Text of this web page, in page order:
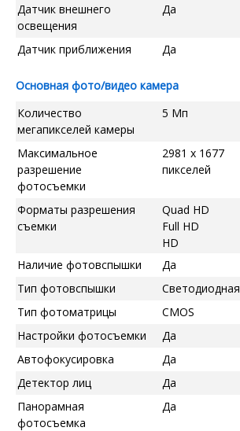
Датчик внешнего
освещения
Да
Датчик приближения Да
Основная фото/видео камера
Количество
мегапикселей камеры
5 Мп
Максимальное
разрешение
фотосъемки
2981 x 1677
пикселей
Форматы разрешения
съемки
Quad HD
Full HD
HD
Наличие фотовспышки
Да
Тип фотовспышки
Светодиодная
Тип фотоматрицы
CMOS
Настройки фотосъемки
Да
Автофокусировка
Да
Детектор лиц
Да
Панорамная
фотосъемка
Да